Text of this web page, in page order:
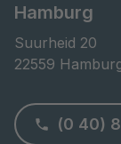
Hamburg
Suurheid 20
22559
(0 40)